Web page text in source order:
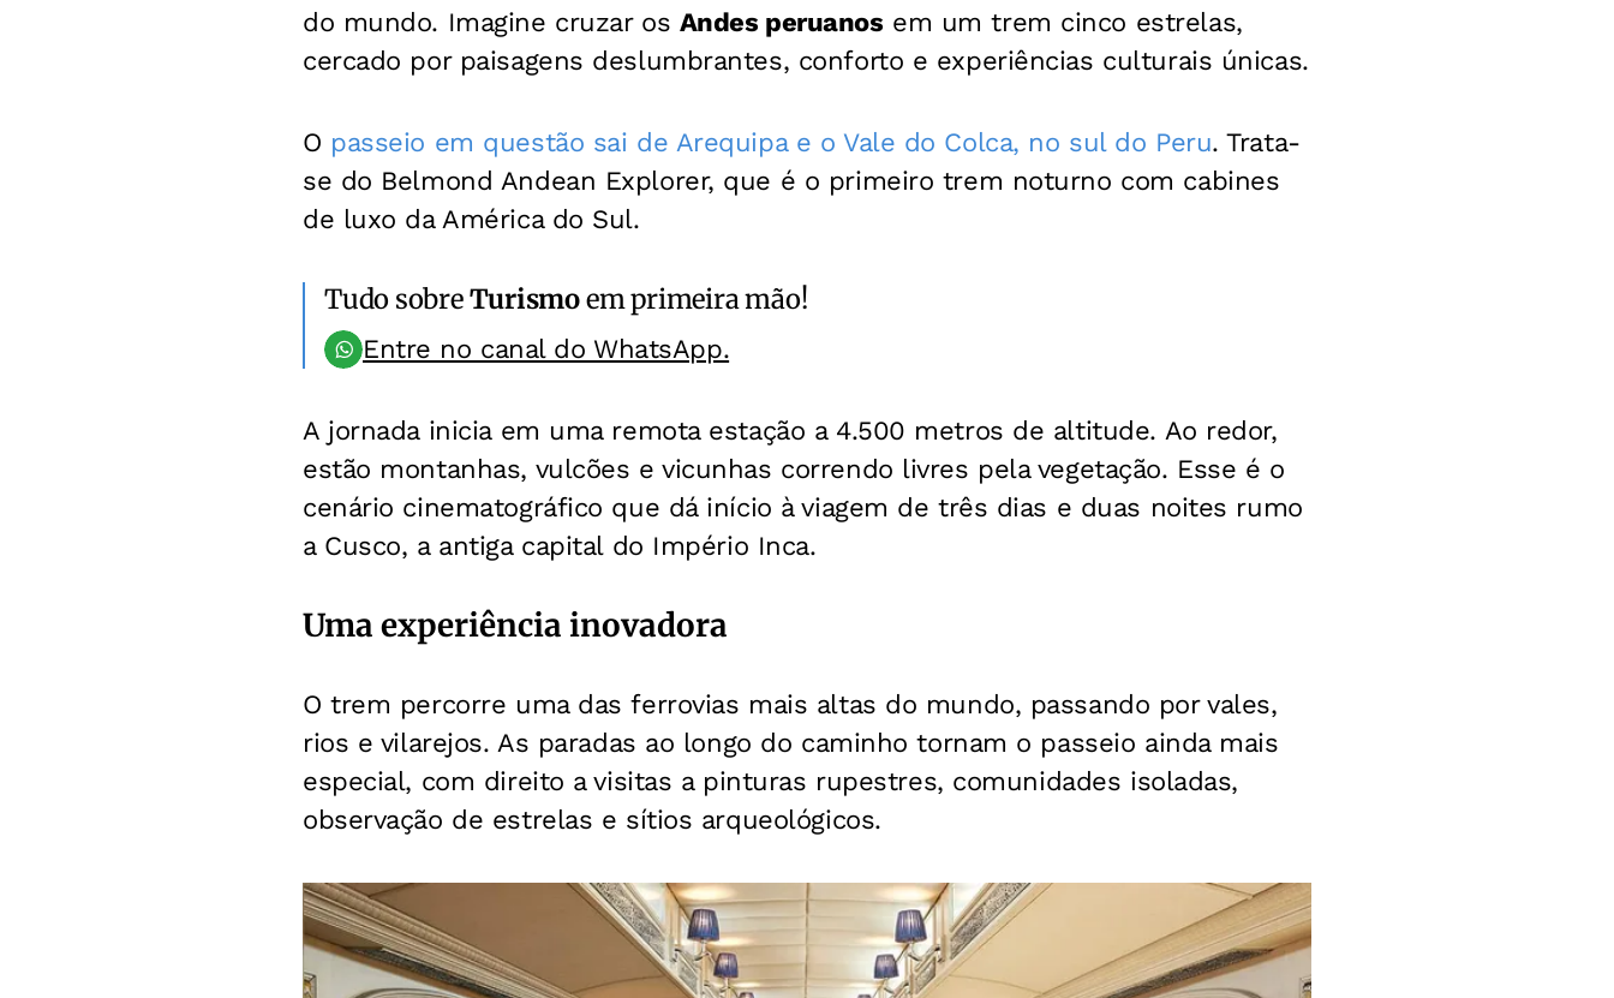
do mundo. Imagine cruzar os Andes peruanos em um trem cinco estrelas,
cercado por paisagens deslumbrantes, conforto e experiências culturais únicas.
O passeio em questão sai de Arequipa e o Vale do Colca, no sul do Peru. Trata-
se do Belmond Andean Explorer, que é o primeiro trem noturno com cabines
de luxo da América do Sul.
Tudo sobreTurismoem primeira mão!
Entre no canal do WhatsApp.
A jornada inicia em uma remota estação a 4.500 metros de altitude. Ao redor,
estão montanhas, vulcões e vicunhas correndo livres pela vegetação. Esse é o
cenário cinematográfico que dá início à viagem de três dias e duas noites rumo
a Cusco, a antiga capital do Império Inca.
Uma experiência inovadora
O trem percorre uma das ferrovias mais altas do mundo, passando por vales,
rios e vilarejos. As paradas ao longo do caminho tornam o passeio ainda mais
especial, com direito a visitas a pinturas rupestres, comunidades isoladas,
observação de estrelas e sítios arqueológicos.